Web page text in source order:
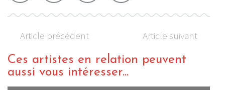
Article précédent Article suivant
Ces artistes en relation peuvent
aussi vous intéresser...